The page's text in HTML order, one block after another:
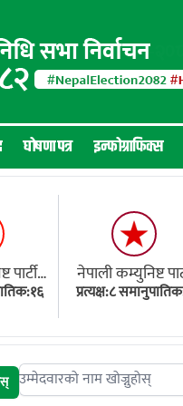
घोषणा पत्र इन्फोग्राफिक्स
नेपाली कम्युनिष्ट
प्रत्यक्ष:८
Search candidates